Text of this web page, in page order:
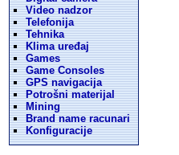
Video nadzor
Telefonija
Tehnika
Klima uređaj
Games
Game Consoles
GPS navigacija
Potrošni materijal
Mining
Brand name racunari
Konfiguracije